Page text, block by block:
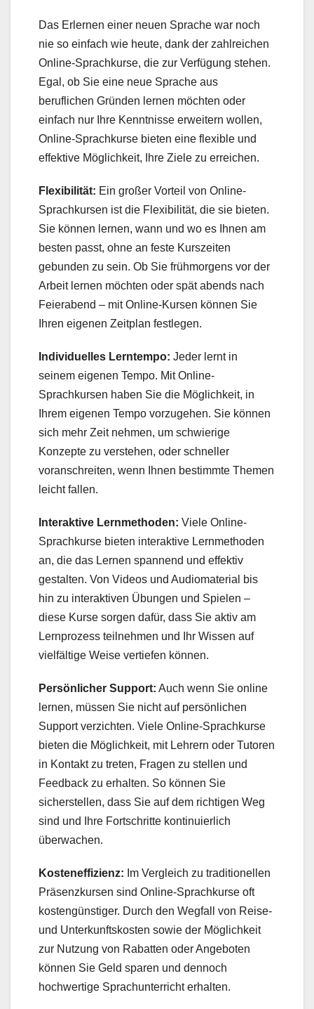
Das Erlernen einer neuen Sprache war noch
nie so einfach wie heute, dank der zahlreichen
Online-Sprachkurse, die zur Verfügung stehen.
Egal, ob Sie eine neue Sprache aus
beruflichen Gründen lernen möchten oder
einfach nur Ihre Kenntnisse erweitern wollen,
Online-Sprachkurse bieten eine flexible und
effektive Möglichkeit, Ihre Ziele zu erreichen.
Flexibilität: Ein großer Vorteil von Online-
Sprachkursen ist die Flexibilität, die sie bieten.
Sie können lernen, wann und wo es Ihnen am
besten passt, ohne an feste Kurszeiten
gebunden zu sein. Ob Sie frühmorgens vor der
Arbeit lernen möchten oder spät abends nach
Feierabend – mit Online-Kursen können Sie
Ihren eigenen Zeitplan festlegen.
Individuelles Lerntempo: Jeder lernt in
seinem eigenen Tempo. Mit Online-
Sprachkursen haben Sie die Möglichkeit, in
Ihrem eigenen Tempo vorzugehen. Sie können
sich mehr Zeit nehmen, um schwierige
Konzepte zu verstehen, oder schneller
voranschreiten, wenn Ihnen bestimmte Themen
leicht fallen.
Interaktive Lernmethoden: Viele Online-
Sprachkurse bieten interaktive Lernmethoden
an, die das Lernen spannend und effektiv
gestalten. Von Videos und Audiomaterial bis
hin zu interaktiven Übungen und Spielen –
diese Kurse sorgen dafür, dass Sie aktiv am
Lernprozess teilnehmen und Ihr Wissen auf
vielfältige Weise vertiefen können.
Persönlicher Support: Auch wenn Sie online
lernen, müssen Sie nicht auf persönlichen
Support verzichten. Viele Online-Sprachkurse
bieten die Möglichkeit, mit Lehrern oder Tutoren
in Kontakt zu treten, Fragen zu stellen und
Feedback zu erhalten. So können Sie
sicherstellen, dass Sie auf dem richtigen Weg
sind und Ihre Fortschritte kontinuierlich
überwachen.
Kosteneffizienz: Im Vergleich zu traditionellen
Präsenzkursen sind Online-Sprachkurse oft
kostengünstiger. Durch den Wegfall von Reise-
und Unterkunftskosten sowie der Möglichkeit
zur Nutzung von Rabatten oder Angeboten
können Sie Geld sparen und dennoch
hochwertige Sprachunterricht erhalten.